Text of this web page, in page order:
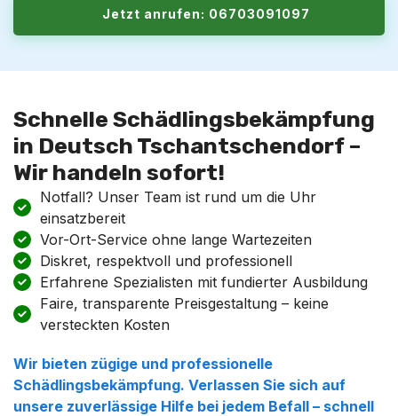
Jetzt anrufen: 06703091097
Schnelle Schädlingsbekämpfung
in Deutsch Tschantschendorf –
Wir handeln sofort!
Notfall? Unser Team ist rund um die Uhr
einsatzbereit
Vor-Ort-Service ohne lange Wartezeiten
Diskret, respektvoll und professionell
Erfahrene Spezialisten mit fundierter Ausbildung
Faire, transparente Preisgestaltung – keine
versteckten Kosten
Wir bieten zügige und professionelle
Schädlingsbekämpfung. Verlassen Sie sich auf
unsere zuverlässige Hilfe bei jedem Befall – schnell